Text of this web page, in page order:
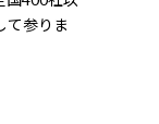
て参りま